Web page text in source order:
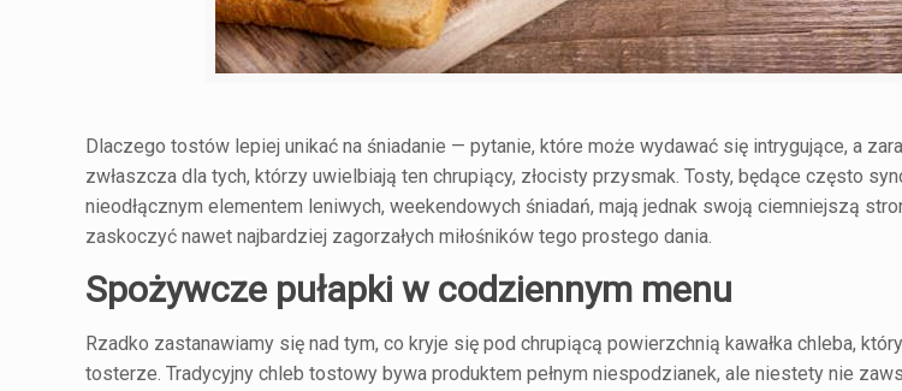
Dlaczego tostów lepiej unikać na śniadanie — pytanie, które może wydawać się intrygujące, a
zwłaszcza dla tych, którzy uwielbiają ten chrupiący, złocisty przysmak. Tosty, będące często
nieodłącznym elementem leniwych, weekendowych śniadań, mają jednak swoją ciemniejszą
zaskoczyć nawet najbardziej zagorzałych miłośników tego prostego dania.
Spożywcze pułapki w codziennym menu
Rzadko zastanawiamy się nad tym, co kryje się pod chrupiącą powierzchnią kawałka chleba,
tosterze. Tradycyjny chleb tostowy bywa produktem pełnym niespodzianek, ale niestety nie